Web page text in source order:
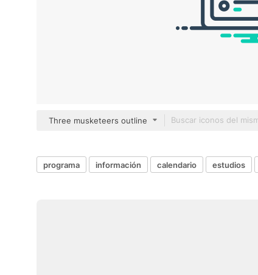
Three musketeers outline
programa información calendario estudios